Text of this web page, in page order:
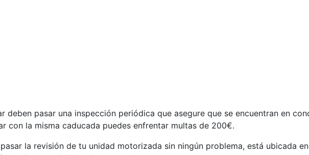
deben pasar una inspección periódica que asegure que se encuentran en
con la misma caducada puedes enfrentar multas de 200€.
la revisión de tu unidad motorizada sin ningún problema, está ubicada